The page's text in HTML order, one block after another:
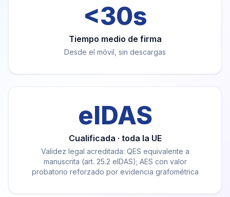
<30s
Tiempo medio de firma
Desde el móvil, sin descargas
eIDAS
Cualificada · toda la UE
Validez legal acreditada: QES equivalente a
manuscrita (art. 25.2 eIDAS); AES con valor
probatorio reforzado por evidencia grafométrica